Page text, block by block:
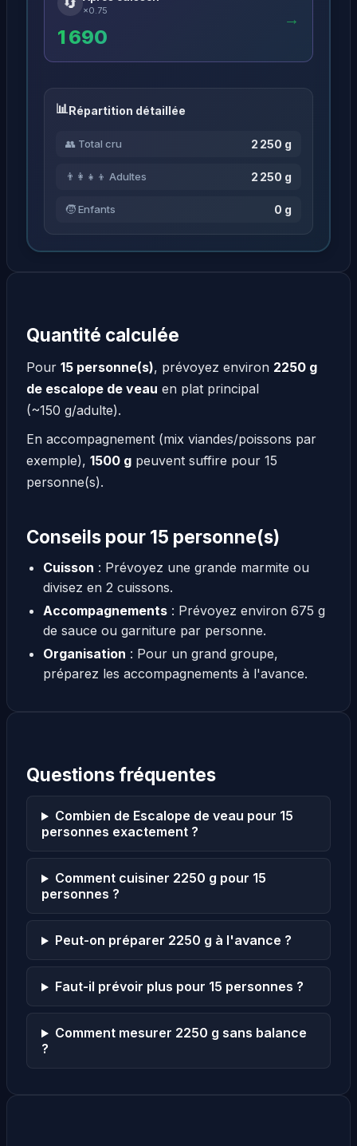
×0.75
1 690
→
Répartition détaillée
👥 Total cru 2 250 g
👨‍👩‍👧‍👦 Adultes 2 250 g
🧒 Enfants 0 g
Quantité calculée
Pour 15 personne(s), prévoyez environ 2250 g
de escalope de veau en plat principal
(~150 g/adulte).
En accompagnement (mix viandes/poissons par
exemple), 1500 g peuvent suffire pour 15
personne(s).
Conseils pour 15 personne(s)
Cuisson : Prévoyez une grande marmite ou
divisez en 2 cuissons.
Accompagnements: Prévoyez environ 675 g
de sauce ou garniture par personne.
Organisation : Pour un grand groupe,
préparez les accompagnements à l'avance.
Questions fréquentes
Combien de Escalope de veau pour 15
personnes exactement ?
Comment cuisiner 2250 g pour 15
personnes ?
Peut-on préparer 2250 g à l'avance ?
Faut-il prévoir plus pour 15 personnes ?
Comment mesurer 2250 g sans balance
?